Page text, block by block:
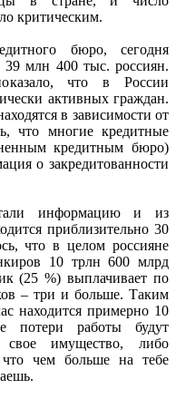
критическим.
бюро, сегодня
млн 400 тыс. россиян.
что в России
активных граждан.
в зависимости от
что многие кредитные
кредитным бюро)
о закредитованности
информацию и из
приблизительно 30
что в целом россияне
10 трлн 600 млрд
(25 %) выплачивает по
– три и больше. Таким
находится примерно 10
потери работы будут
свое имущество, либо
что чем больше на тебе